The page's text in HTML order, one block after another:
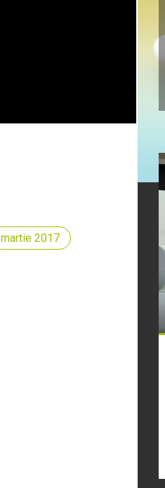
martie 2017